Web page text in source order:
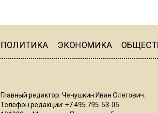
ПОЛИТИКА ЭКОНОМИКА
Главный редактор: Чечушкин Иван Олегович.
Телефон редакции: +7 495 795-53-05